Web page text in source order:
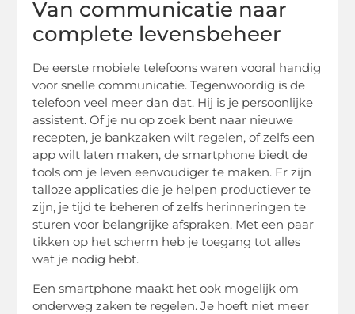
Van communicatie naar
complete levensbeheer
De eerste mobiele telefoons waren vooral handig
voor snelle communicatie. Tegenwoordig is de
telefoon veel meer dan dat. Hij is je persoonlijke
assistent. Of je nu op zoek bent naar nieuwe
recepten, je bankzaken wilt regelen, of zelfs een
app wilt laten maken, de smartphone biedt de
tools om je leven eenvoudiger te maken. Er zijn
talloze applicaties die je helpen productiever te
zijn, je tijd te beheren of zelfs herinneringen te
sturen voor belangrijke afspraken. Met een paar
tikken op het scherm heb je toegang tot alles
wat je nodig hebt.
Een smartphone maakt het ook mogelijk om
onderweg zaken te regelen. Je hoeft niet meer